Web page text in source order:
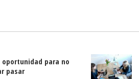
oportunidad para no
pasar